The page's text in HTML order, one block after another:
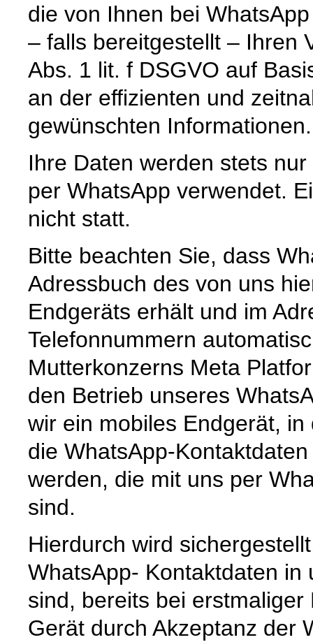
die von Ihnen bei
– falls bereitgestellt – Ihren
Abs. 1 lit. f DSGVO auf
an der effizienten und
gewünschten Informationen.
Ihre Daten werden stets
per WhatsApp verwendet.
nicht statt.
Bitte beachten Sie, dass
Adressbuch des von uns
Endgeräts erhält und im
Telefonnummern
Mutterkonzerns Meta
den Betrieb unseres
wir ein mobiles Endgerät,
die WhatsApp-
werden, die mit uns per
sind.
Hierdurch wird
WhatsApp- Kontaktdaten in
sind, bereits bei
Gerät durch Akzeptanz der